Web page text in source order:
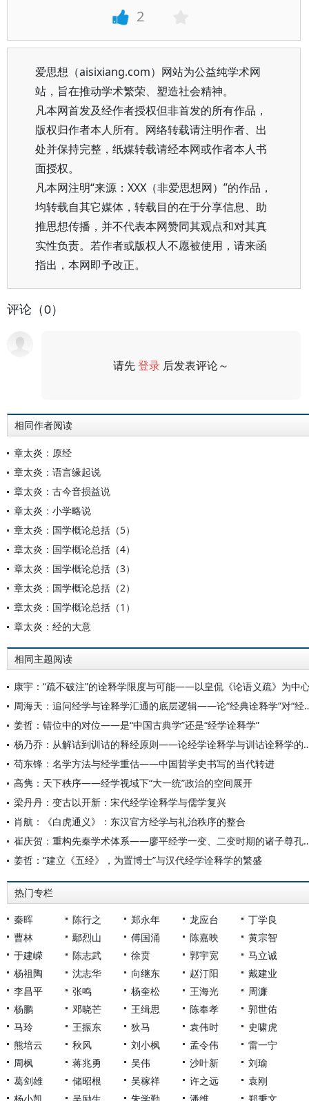
2
爱思想（aisixiang.com）网站为公益纯学术网
站，旨在推动学术繁荣、塑造社会精神。
凡本网首发及经作者授权但非首发的所有作品，
版权归作者本人所有。网络转载请注明作者、出
处并保持完整，纸媒转载请经本网或作者本人书
面授权。
凡本网注明“来源：XXX（非爱思想网）”的作品，
均转载自其它媒体，转载目的在于分享信息、助
推思想传播，并不代表本网赞同其观点和对其真
实性负责。若作者或版权人不愿被使用，请来函
指出，本网即予改正。
评论（0）
请先登录 后发表评论～
相同作者阅读
章太炎：原经
章太炎：语言缘起说
章太炎：古今音损益说
章太炎：小学略说
章太炎：国学概论总括（5）
章太炎：国学概论总括（4）
章太炎：国学概论总括（3）
章太炎：国学概论总括（2）
章太炎：国学概论总括（1）
章太炎：经的大意
相同主题阅读
康宇：“疏不破注”的诠释学限度与可能——以皇侃《论语义疏》为中
周海天：追问经学与诠释学
姜哲：错位中的对位——是“中国古典学”还是“经学诠释学”
杨乃乔：从解诂到训诂的释经
苟东锋：名学方法与经学重估——中国哲学史书写的当代转进
高隽：天下秩序——经学视域下“大一统”政治的空间展开
梁丹丹：变古以开新：宋代经学诠释学与儒学复兴
肖航：《白虎通义》：东汉官方经学与礼治秩序的整合
崔庆贺：重构先秦学术体系——
姜哲：“建立《五经》，为置博士”与汉代经学诠释学的繁盛
热门专栏
秦晖 陈行之 郑永年 龙应台
丁学良
曹林
鄢烈山 傅国涌 陈嘉映
黄宗智
于建嵘
陈志武 徐贲 郭宇宽
马立诚
杨祖陶
沈志华 向继东 赵汀阳
戴建业
李昌平
张鸣 杨奎松 王海光
周濂
杨鹏
邓晓芒 王缉思 陈奉孝
郭世佑
马玲
王振东 狄马 袁伟时
史啸虎
熊培云
秋风 刘小枫 孟令伟
雷一宁
周枫
蒋兆勇 吴伟 沙叶新
刘瑜
葛剑雄
储昭根 吴稼祥 许之远
袁刚